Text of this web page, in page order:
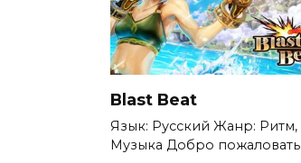
Blast Beat
Язык: Русский Жанр: Ритм,
Музыка Добро пожаловать